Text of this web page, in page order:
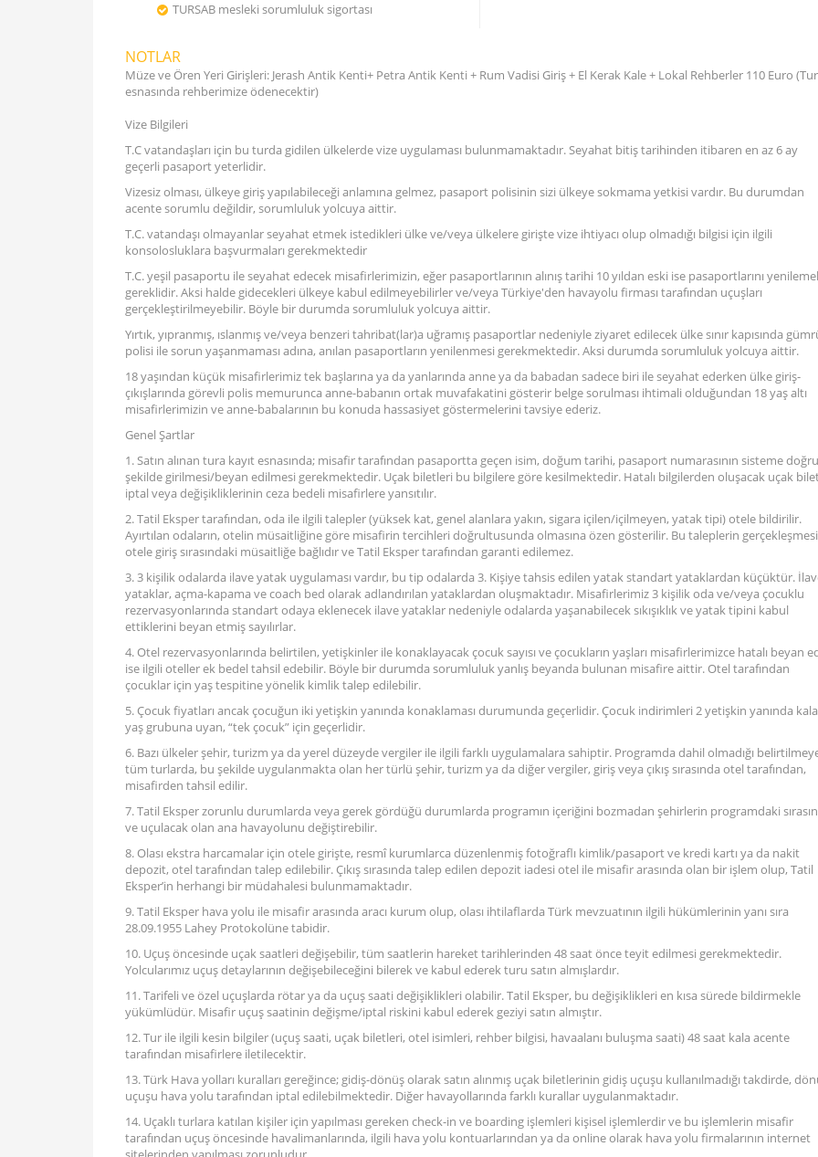
TURSAB mesleki sorumluluk sigortası
NOTLAR
Müze ve Ören Yeri Girişleri: Jerash Antik Kenti+ Petra Antik Kenti + Rum Vadisi Giriş + El Kerak Kale + Lokal Rehberler 110 Euro (Tur
esnasında rehberimize ödenecektir)
Vize Bilgileri
T.C vatandaşları için bu turda gidilen ülkelerde vize uygulaması bulunmamaktadır. Seyahat bitiş tarihinden itibaren en az 6 ay
geçerli pasaport yeterlidir.
Vizesiz olması, ülkeye giriş yapılabileceği anlamına gelmez, pasaport polisinin sizi ülkeye sokmama yetkisi vardır. Bu durumdan
acente sorumlu değildir, sorumluluk yolcuya aittir.
T.C. vatandaşı olmayanlar seyahat etmek istedikleri ülke ve/veya ülkelere girişte vize ihtiyacı olup olmadığı bilgisi için ilgili
konsolosluklara başvurmaları gerekmektedir
T.C. yeşil pasaportu ile seyahat edecek misafirlerimizin, eğer pasaportlarının alınış tarihi 10 yıldan eski ise pasaportlarını
gereklidir. Aksi halde gidecekleri ülkeye kabul edilmeyebilirler ve/veya Türkiye'den havayolu firması tarafından uçuşları
gerçekleştirilmeyebilir. Böyle bir durumda sorumluluk yolcuya aittir.
Yırtık, yıpranmış, ıslanmış ve/veya benzeri tahribat(lar)a uğramış pasaportlar nedeniyle ziyaret edilecek ülke sınır kapısında
polisi ile sorun yaşanmaması adına, anılan pasaportların yenilenmesi gerekmektedir. Aksi durumda sorumluluk yolcuya aittir.
18 yaşından küçük misafirlerimiz tek başlarına ya da yanlarında anne ya da babadan sadece biri ile seyahat ederken ülke giriş-
çıkışlarında görevli polis memurunca anne-babanın ortak muvafakatini gösterir belge sorulması ihtimali olduğundan 18 yaş altı
misafirlerimizin ve anne-babalarının bu konuda hassasiyet göstermelerini tavsiye ederiz.
Genel Şartlar
1. Satın alınan tura kayıt esnasında; misafir tarafından pasaportta geçen isim, doğum tarihi, pasaport numarasının sisteme doğru
şekilde girilmesi/beyan edilmesi gerekmektedir. Uçak biletleri bu bilgilere göre kesilmektedir. Hatalı bilgilerden oluşacak uçak
iptal veya değişikliklerinin ceza bedeli misafirlere yansıtılır.
2. Tatil Eksper tarafından, oda ile ilgili talepler (yüksek kat, genel alanlara yakın, sigara içilen/içilmeyen, yatak tipi) otele bildirilir.
Ayırtılan odaların, otelin müsaitliğine göre misafirin tercihleri doğrultusunda olmasına özen gösterilir. Bu taleplerin gerçekleşmesi
otele giriş sırasındaki müsaitliğe bağlıdır ve Tatil Eksper tarafından garanti edilemez.
3. 3 kişilik odalarda ilave yatak uygulaması vardır, bu tip odalarda 3. Kişiye tahsis edilen yatak standart yataklardan küçüktür.
yataklar, açma-kapama ve coach bed olarak adlandırılan yataklardan oluşmaktadır. Misafirlerimiz 3 kişilik oda ve/veya çocuklu
rezervasyonlarında standart odaya eklenecek ilave yataklar nedeniyle odalarda yaşanabilecek sıkışıklık ve yatak tipini kabul
ettiklerini beyan etmiş sayılırlar.
4. Otel rezervasyonlarında belirtilen, yetişkinler ile konaklayacak çocuk sayısı ve çocukların yaşları misafirlerimizce hatalı beyan
ise ilgili oteller ek bedel tahsil edebilir. Böyle bir durumda sorumluluk yanlış beyanda bulunan misafire aittir. Otel tarafından
çocuklar için yaş tespitine yönelik kimlik talep edilebilir.
5. Çocuk fiyatları ancak çocuğun iki yetişkin yanında konaklaması durumunda geçerlidir. Çocuk indirimleri 2 yetişkin yanında
yaş grubuna uyan, “tek çocuk” için geçerlidir.
6. Bazı ülkeler şehir, turizm ya da yerel düzeyde vergiler ile ilgili farklı uygulamalara sahiptir. Programda dahil olmadığı
tüm turlarda, bu şekilde uygulanmakta olan her türlü şehir, turizm ya da diğer vergiler, giriş veya çıkış sırasında otel tarafından,
misafirden tahsil edilir.
7. Tatil Eksper zorunlu durumlarda veya gerek gördüğü durumlarda programın içeriğini bozmadan şehirlerin programdaki
ve uçulacak olan ana havayolunu değiştirebilir.
8. Olası ekstra harcamalar için otele girişte, resmî kurumlarca düzenlenmiş fotoğraflı kimlik/pasaport ve kredi kartı ya da nakit
depozit, otel tarafından talep edilebilir. Çıkış sırasında talep edilen depozit iadesi otel ile misafir arasında olan bir işlem olup, Tatil
Eksper’in herhangi bir müdahalesi bulunmamaktadır.
9. Tatil Eksper hava yolu ile misafir arasında aracı kurum olup, olası ihtilaflarda Türk mevzuatının ilgili hükümlerinin yanı sıra
28.09.1955 Lahey Protokolüne tabidir.
10. Uçuş öncesinde uçak saatleri değişebilir, tüm saatlerin hareket tarihlerinden 48 saat önce teyit edilmesi gerekmektedir.
Yolcularımız uçuş detaylarının değişebileceğini bilerek ve kabul ederek turu satın almışlardır.
11. Tarifeli ve özel uçuşlarda rötar ya da uçuş saati değişiklikleri olabilir. Tatil Eksper, bu değişiklikleri en kısa sürede bildirmekle
yükümlüdür. Misafir uçuş saatinin değişme/iptal riskini kabul ederek geziyi satın almıştır.
12. Tur ile ilgili kesin bilgiler (uçuş saati, uçak biletleri, otel isimleri, rehber bilgisi, havaalanı buluşma saati) 48 saat kala acente
tarafından misafirlere iletilecektir.
13. Türk Hava yolları kuralları gereğince; gidiş-dönüş olarak satın alınmış uçak biletlerinin gidiş uçuşu kullanılmadığı takdirde,
uçuşu hava yolu tarafından iptal edilebilmektedir. Diğer havayollarında farklı kurallar uygulanmaktadır.
14. Uçaklı turlara katılan kişiler için yapılması gereken check-in ve boarding işlemleri kişisel işlemlerdir ve bu işlemlerin misafir
tarafından uçuş öncesinde havalimanlarında, ilgili hava yolu kontuarlarından ya da online olarak hava yolu firmalarının internet